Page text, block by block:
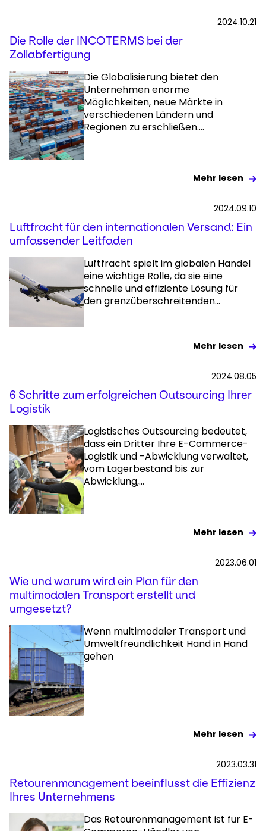
2024.10.21
Die Rolle der INCOTERMS bei der
Zollabfertigung
Die Globalisierung bietet den
Unternehmen enorme
Möglichkeiten, neue Märkte in
verschiedenen Ländern und
Regionen zu erschließen....
Mehr lesen
2024.09.10
Luftfracht für den internationalen Versand: Ein
umfassender Leitfaden
Luftfracht spielt im globalen Handel
eine wichtige Rolle, da sie eine
schnelle und effiziente Lösung für
den grenzüberschreitenden...
Mehr lesen
2024.08.05
6 Schritte zum erfolgreichen Outsourcing Ihrer
Logistik
Logistisches Outsourcing bedeutet,
dass ein Dritter Ihre E-Commerce-
Logistik und -Abwicklung verwaltet,
vom Lagerbestand bis zur
Abwicklung,...
Mehr lesen
2023.06.01
Wie und warum wird ein Plan für den
multimodalen Transport erstellt und
umgesetzt?
Wenn multimodaler Transport und
Umweltfreundlichkeit Hand in Hand
gehen
Mehr lesen
2023.03.31
Retourenmanagement beeinflusst die Effizienz
Ihres Unternehmens
Das Retourenmanagement ist für E-